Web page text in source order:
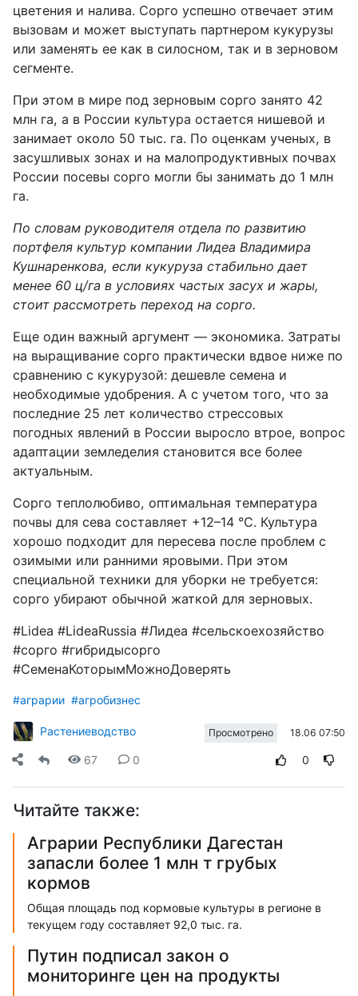
цветения и налива. Сорго успешно отвечает этим
вызовам и может выступать партнером кукурузы
или заменять ее как в силосном, так и в зерновом
сегменте.
При этом в мире под зерновым сорго занято 42
млн га, а в России культура остается нишевой и
занимает около 50 тыс. га. По оценкам ученых, в
засушливых зонах и на малопродуктивных почвах
России посевы сорго могли бы занимать до 1 млн
га.
По словам руководителя отдела по развитию
портфеля культур компании Лидеа Владимира
Кушнаренкова, если кукуруза стабильно дает
менее 60 ц/га в условиях частых засух и жары,
стоит рассмотреть переход на сорго.
Еще один важный аргумент — экономика. Затраты
на выращивание сорго практически вдвое ниже по
сравнению с кукурузой: дешевле семена и
необходимые удобрения. А с учетом того, что за
последние 25 лет количество стрессовых
погодных явлений в России выросло втрое, вопрос
адаптации земледелия становится все более
актуальным.
Сорго теплолюбиво, оптимальная температура
почвы для сева составляет +12–14 °С. Культура
хорошо подходит для пересева после проблем с
озимыми или ранними яровыми. При этом
специальной техники для уборки не требуется:
сорго убирают обычной жаткой для зерновых.
#Lidea #LideaRussia #Лидеа #сельскоехозяйство
#сорго #гибридысорго
#СеменаКоторымМожноДоверять
#аграрии #агробизнес
Растениеводство Просмотрено 18.06 07:50
67 0 0
Читайте также:
Аграрии Республики Дагестан
запасли более 1 млн т грубых
кормов
Общая площадь под кормовые культуры в регионе в
текущем году составляет 92,0 тыс. га.
Путин подписал закон о
мониторинге цен на продукты